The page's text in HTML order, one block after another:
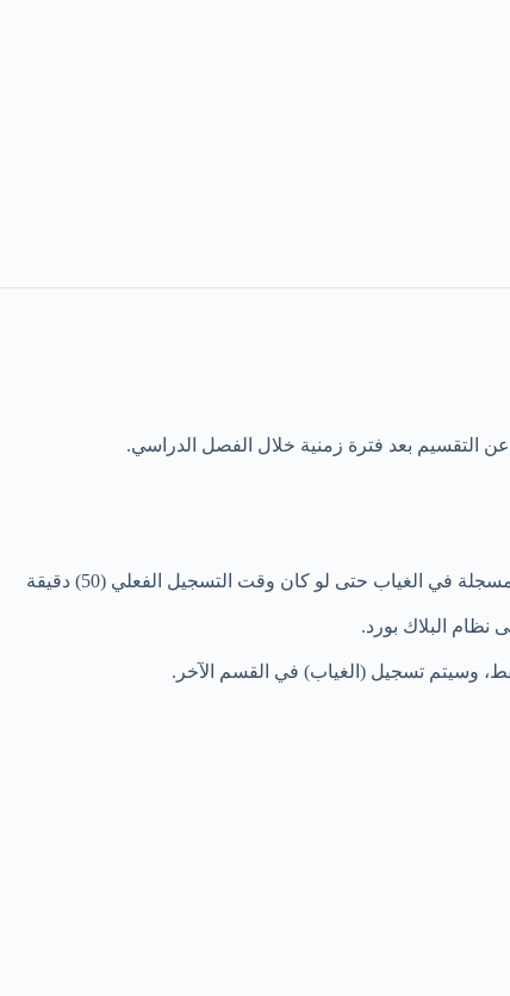
التقسيم بعد فترة زمنية خلال الفصل الدراسي.
يجب على أستاذ المقرر التحقق من صحة التسجيل بعد تضمينه في التسجيلات، وفي حالة وجود خلل في التسجيل يتم احتساب المحاضرة المسجلة في الغياب حتى لو كان وقت التسجيل الفعلي (50) دقيقة
وسيتم تسجيل (الغياب) في القسم الآخر.